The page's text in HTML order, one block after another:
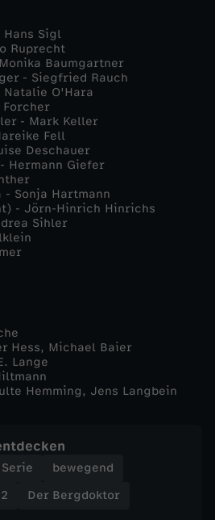
Sigl
Ruprecht
Baumgartner
- Siegfried Rauch
O'Hara
- Mark Keller
Fell
Deschauer
Hermann Giefer
- Sonja Hartmann
- Jörn-Hinrich Hinrichs
Sihler
Hess, Michael Baier
Lange
Hemming, Jens Langbein
Serie
bewegend
Der Bergdoktor